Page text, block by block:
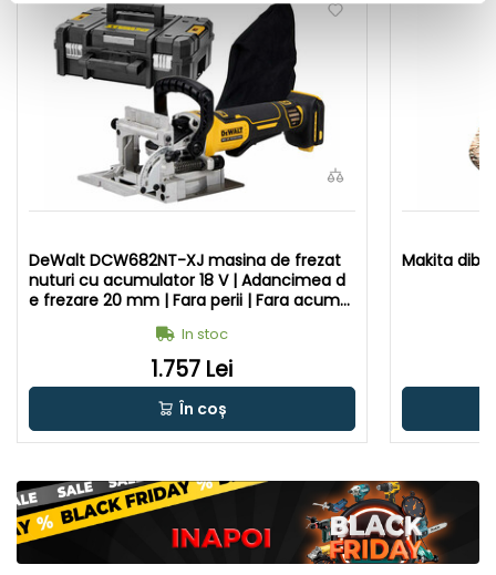
DeWalt DCW682NT-XJ masina de frezat
nuturi cu acumulator 18 V | Adancimea d
e frezare 20 mm | Fara perii | Fara acumul
ator si incarcator | In cutie de carton origi
In stoc
1.757 Lei
În coș
Makita